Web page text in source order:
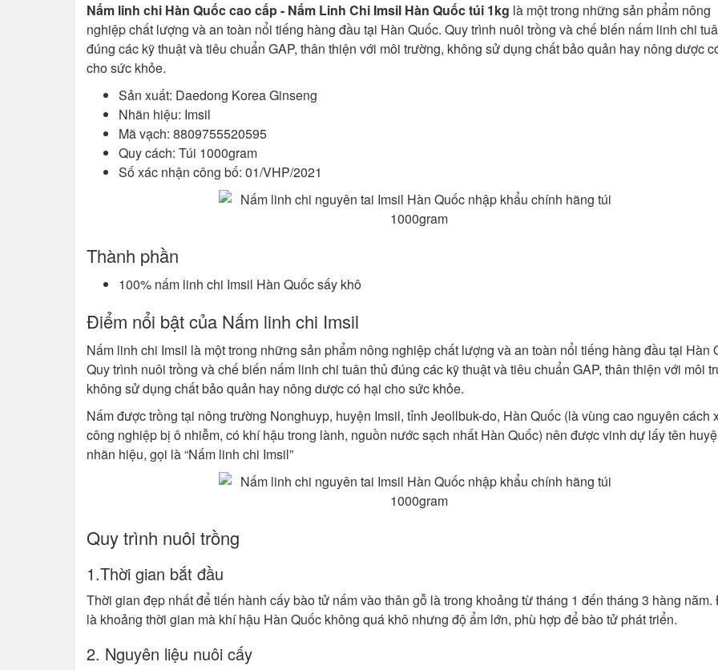
Nấm linh chi Hàn Quốc cao cấp - Nấm Linh Chi Imsil Hàn Quốc túi 1kg là một trong những sản phẩm nông
nghiệp chất lượng và an toàn nổi tiếng hàng đầu tại Hàn Quốc. Quy trình nuôi trồng và chế biến nấm linh chi
đúng các kỹ thuật và tiêu chuẩn GAP, thân thiện với môi trường, không sử dụng chất bảo quản hay nông dược
cho sức khỏe.
Sản xuất: Daedong Korea Ginseng
Nhãn hiệu: Imsil
Mã vạch: 8809755520595
Quy cách: Túi 1000gram
Số xác nhận công bố: 01/VHP/2021
Thành phần
100% nấm linh chi Imsil Hàn Quốc sấy khô
Điểm nổi bật của Nấm linh chi Imsil
Nấm linh chi Imsil là một trong những sản phẩm nông nghiệp chất lượng và an toàn nổi tiếng hàng đầu tại Hàn
Quy trình nuôi trồng và chế biến nấm linh chi tuân thủ đúng các kỹ thuật và tiêu chuẩn GAP, thân thiện với môi
không sử dụng chất bảo quản hay nông dược có hại cho sức khỏe.
Nấm được trồng tại nông trường Nonghuyp, huyện Imsil, tỉnh Jeollbuk-do, Hàn Quốc (là vùng cao nguyên cách
công nghiệp bị ô nhiễm, có khí hậu trong lành, nguồn nước sạch nhất Hàn Quốc) nên được vinh dự lấy tên
nhãn hiệu, gọi là “Nấm linh chi Imsil”
Quy trình nuôi trồng
1.Thời gian bắt đầu
Thời gian đẹp nhất để tiến hành cấy bào tử nấm vào thân gỗ là trong khoảng từ tháng 1 đến tháng 3 hàng
là khoảng thời gian mà khí hậu Hàn Quốc không quá khô nhưng độ ẩm lớn, phù hợp để bào tử phát triển.
2. Nguyên liệu nuôi cấy